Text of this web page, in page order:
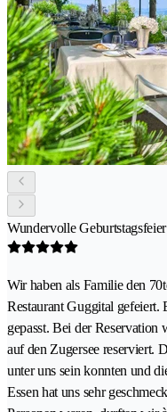
Wundervolle
Wir haben als Familie den
Restaurant Guggital gefeiert.
gepasst. Bei der
auf den Zugersee reserviert.
unter uns sein konnten und
Essen hat uns sehr